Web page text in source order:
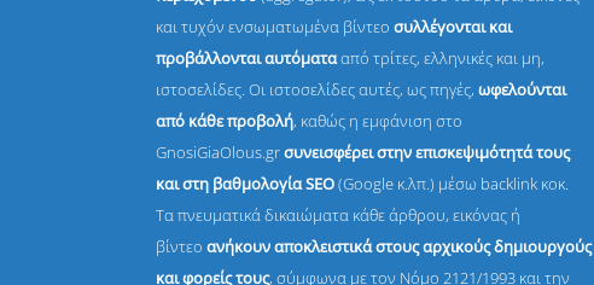
και τυχόν ενσωματωμένα βίντεοσυλλέγονται και
προβάλλονται αυτόματααπό τρίτες, ελληνικές και μη,
ιστοσελίδες. Οι ιστοσελίδες αυτές, ως πηγές,ωφελούνται
από κάθε προβολή, καθώς η εμφάνιση στο
GnosiGiaOlous.grσυνεισφέρει στην επισκεψιμότητά τους
και στη βαθμολογία SEO(Google κ.λπ.) μέσω backlink κοκ.
Τα πνευματικά δικαιώματα κάθε άρθρου, εικόνας ή
βίντεοανήκουν αποκλειστικά στους αρχικούς δημιουργούς
και φορείς τους, σύμφωνα με τον Νόμο 2121/1993 και την